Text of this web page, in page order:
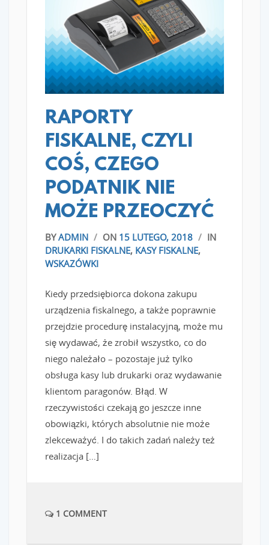
READ MORE
RAPORTY
FISKALNE, CZYLI
COŚ, CZEGO
PODATNIK NIE
MOŻE PRZEOCZYĆ
BYADMIN / ON 15 LUTEGO, 2018 / IN
DRUKARKI FISKALNE, KASY FISKALNE,
WSKAZÓWKI
Kiedy przedsiębiorca dokona zakupu
urządzenia fiskalnego, a także poprawnie
przejdzie procedurę instalacyjną, może mu
się wydawać, że zrobił wszystko, co do
niego należało – pozostaje już tylko
obsługa kasy lub drukarki oraz wydawanie
klientom paragonów. Błąd. W
rzeczywistości czekają go jeszcze inne
obowiązki, których absolutnie nie może
zlekceważyć. I do takich zadań należy też
realizacja […]
1 COMMENT